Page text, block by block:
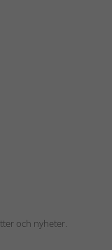
och nyheter.